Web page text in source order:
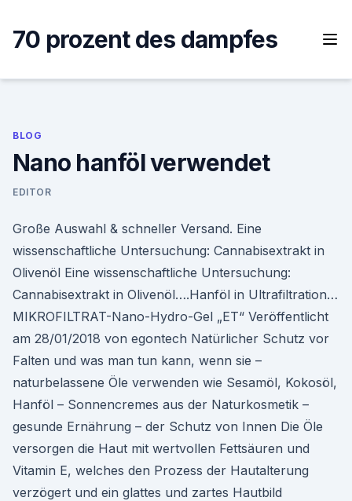
content
70 prozent des dampfes
BLOG
Nano hanföl verwendet
EDITOR
Große Auswahl & schneller Versand. Eine
wissenschaftliche Untersuchung: Cannabisextrakt in
Olivenöl Eine wissenschaftliche Untersuchung:
Cannabisextrakt in Olivenöl….Hanföl in Ultrafiltration…
MIKROFILTRAT-Nano-Hydro-Gel „ET“ Veröffentlicht
am 28/01/2018 von egontech Natürlicher Schutz vor
Falten und was man tun kann, wenn sie –
naturbelassene Öle verwenden wie Sesamöl, Kokosöl,
Hanföl – Sonnencremes aus der Naturkosmetik –
gesunde Ernährung – der Schutz von Innen Die Öle
versorgen die Haut mit wertvollen Fettsäuren und
Vitamin E, welches den Prozess der Hautalterung
verzögert und ein glattes und zartes Hautbild